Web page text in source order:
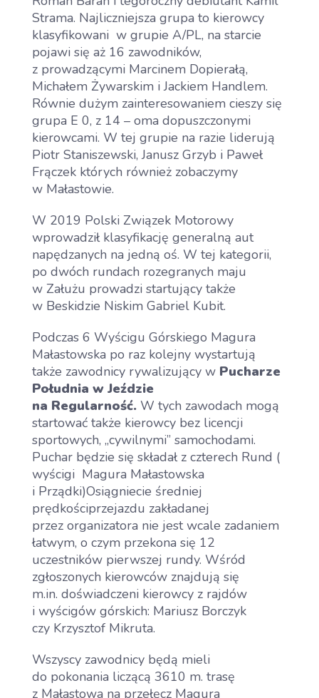
Strama. Najliczniejsza grupa to kierowcy
klasyfikowani w grupie A/PL, na starcie
pojawi się aż 16 zawodników,
z prowadzącymi Marcinem Dopierałą,
Michałem Żywarskim i Jackiem Handlem.
Równie dużym zainteresowaniem cieszy się
grupa E 0, z 14 – oma dopuszczonymi
kierowcami. W tej grupie na razie liderują
Piotr Staniszewski, Janusz Grzyb i Paweł
Frączek których również zobaczymy
w Małastowie.
W 2019 Polski Związek Motorowy
wprowadził klasyfikację generalną aut
napędzanych na jedną oś. W tej kategorii,
po dwóch rundach rozegranych maju
w Załużu prowadzi startujący także
w Beskidzie Niskim Gabriel Kubit.
Podczas 6 Wyścigu Górskiego Magura
Małastowska po raz kolejny wystartują
także zawodnicy rywalizujący w Pucharze
Południa w Jeździe
na Regularność. W tych zawodach mogą
startować także kierowcy bez licencji
sportowych, „cywilnymi” samochodami.
Puchar będzie się składał z czterech Rund (
wyścigi Magura Małastowska
i Prządki)Osiągniecie średniej
prędkościprzejazdu zakładanej
przez organizatora nie jest wcale zadaniem
łatwym, o czym przekona się 12
uczestników pierwszej rundy. Wśród
zgłoszonych kierowców znajdują się
m.in. doświadczeni kierowcy z rajdów
i wyścigów górskich: Mariusz Borczyk
czy Krzysztof Mikruta.
Wszyscy zawodnicy będą mieli
do pokonania liczącą 3610 m. trasę
z Małastowa na przełęcz Magura